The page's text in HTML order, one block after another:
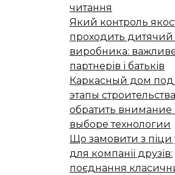
читання
Який контроль
проходить дитячий
виробника:
партнерів і батьків
Каркасный дом
этапы
обратить внимание
выборе технологии
Що замовити з піци
для компанії друзів:
поєднання